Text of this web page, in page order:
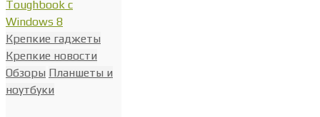
Крепкие гаджеты
Крепкие новости
Обзоры Планшеты и
ноутбуки